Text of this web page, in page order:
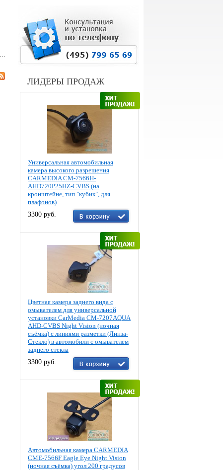
ЛИДЕРЫ ПРОДАЖ
Универсальная автомобильная
камера высокого разрешения
CARMEDIA CM-7566H-
AHD720P25HZ-CVBS (на
кронштейне, тип "кубик", для
плафонов)
3300 руб.
Цветная камера заднего вида c
омывателем для универсальной
установки CarMedia CM-7207AQUA
AHD-CVBS Night Vision (ночная
съёмка) с линиями разметки (Линза-
Стекло) в автомобили с омывателем
заднего стекла
3300 руб.
Автомобильная камера CARMEDIA
CME-7566F Eagle Eye Night Vision
(ночная съёмка) угол 200 градусов